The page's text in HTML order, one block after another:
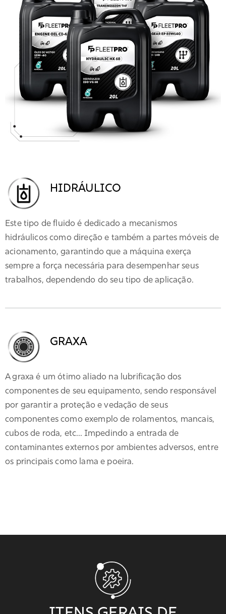
HIDRÁULICO
Este tipo de fluido é dedicado a mecanismos
hidráulicos como direção e também a partes móveis de
acionamento, garantindo que a máquina exerça
sempre a força necessária para desempenhar seus
trabalhos, dependendo do seu tipo de aplicação.
GRAXA
A graxa é um ótimo aliado na lubrificação dos
componentes de seu equipamento, sendo responsável
por garantir a proteção e vedação de seus
componentes como exemplo de rolamentos, mancais,
cubos de roda, etc... Impedindo a entrada de
contaminantes externos por ambientes adversos, entre
os principais como lama e poeira.